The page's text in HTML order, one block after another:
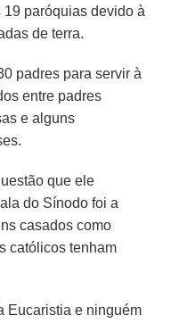
paróquias devido à
de terra.
padres para servir à
entre padres
e alguns
que ele
do Sínodo foi a
casados como
católicos tenham
Eucaristia e ninguém